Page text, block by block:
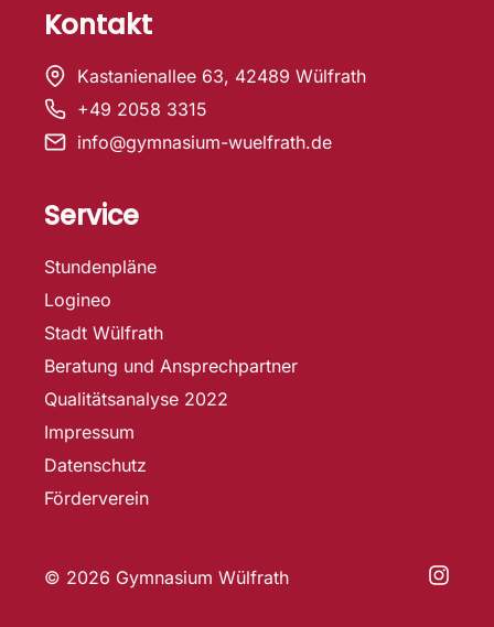
Kontakt
Kastanienallee 63, 42489 Wülfrath
+49 2058 3315
info@gymnasium-wuelfrath.de
Service
Stundenpläne
Logineo
Stadt Wülfrath
Beratung und Ansprechpartner
Qualitätsanalyse 2022
Impressum
Datenschutz
Förderverein
© 2026 Gymnasium Wülfrath